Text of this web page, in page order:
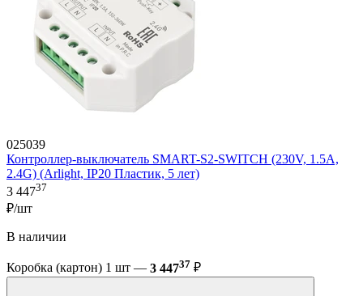
025039
Контроллер-выключатель SMART-S2-SWITCH (230V, 1.5A,
2.4G) (Arlight, IP20 Пластик, 5 лет)
3 44737
₽/шт
В наличии
Коробка (картон) 1 шт — 3 44737 ₽